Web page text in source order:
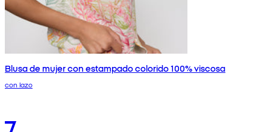
Blusa de mujer con estampado colorido 100% viscosa
con lazo